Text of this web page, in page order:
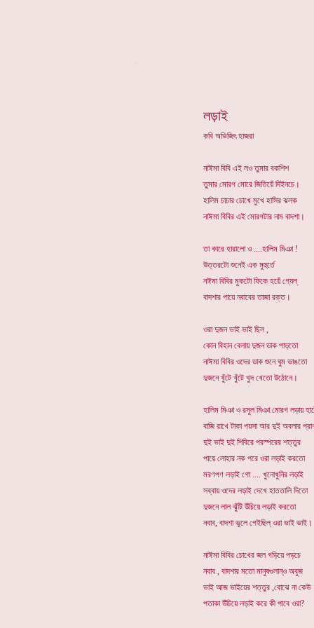
লড়াই
কবি অভিজিৎ হাজরা
নাঈমা বিবি এই ল‌ও তুমার বকশিশ
তুমার মোরগ মোরে জিতিয়েঁ দিইনচে।
হালিম চাচার চোখে মুখে হাসির ঝলক
নাঈমা বিবির এই মোরগটার নাম বাদশা।
তা কারে হারালো ও ....হালিম মিঞা !
উত্তরটো শুনেই এক মুহুর্তে
ন‌ঈমা বিবির মুকটো ফিকে হয়েঁ গ্যেল্
বাদশার পায়ে নবাবের তাজা রক্ত।
ওরা দুজন ভাই ভাই ছিল ,
কোন বিহান বেলায় দুজন ডাক পাড়তো
নাঈমা বিবির ওদের ডাক শুনে ঘুম ভাঙতো
দুজনে খুঁটে খুঁটে খুদ খেতো উঠোনে।
হালিম মিঞা ও রসুল মিঞা মোরগ লড়ায়
বাজি রাখে টাকা পয়সা আর দুই অবলার
দুই ভাই দুই শিবিরে পরস্পরের শত্তুর
পায়ে লোহার নক পরে ওরা লড়াই করতো
মরণপণ লড়াই গো .... খুনোখুনির লড়াই
সব্বায় ওদের লড়াই দেখে হাততালি দিতো
দুজনে লাল ঝুঁটি উঁচিয়ে লড়াই করতো
নবাব, বাদশা ভুলে গেইছিল্ ওরা ভাই ভাই।
নাঈমা বিবির চোখের জল গড়িয়ে পড়চে
নবাব , বাদশার মতো মানুষগুলান্ও অবুজ
ভাই আজ ভাইয়ের শত্তুর ,বোঝে না কেউ
পতাকা উঁচিয়ে লড়াই করে কী পাবে ওরা?